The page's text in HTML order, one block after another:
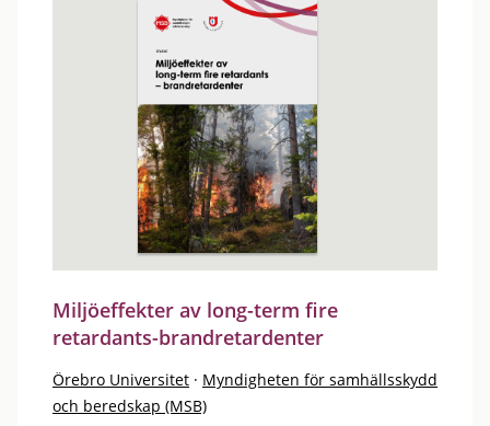
Miljöeffekter av long-term fire
retardants-brandretardenter
Örebro Universitet · Myndigheten för samhällsskydd
och beredskap (MSB)